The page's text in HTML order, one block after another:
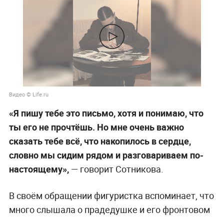
Видео © Life.ru
«Я пишу тебе это письмо, хотя и понимаю, что
ты его не прочтёшь. Но мне очень важно
сказать тебе всё, что накопилось в сердце,
словно мы сидим рядом и разговариваем по-
настоящему»,— говорит Сотникова.
В своём обращении фигуристка вспоминает, что
много слышала о прадедушке и его фронтовом